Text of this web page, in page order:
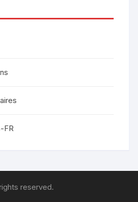
FR
reserved.